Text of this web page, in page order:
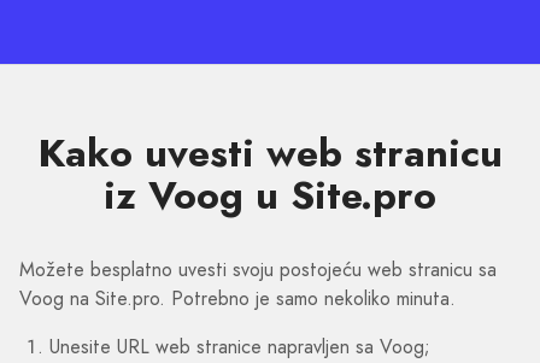
Kako uvesti web stranicu
iz Voog u Site.pro
Možete besplatno uvesti svoju postojeću web stranicu sa
Voog na Site.pro. Potrebno je samo nekoliko minuta.
Unesite URL web stranice napravljen sa Voog;